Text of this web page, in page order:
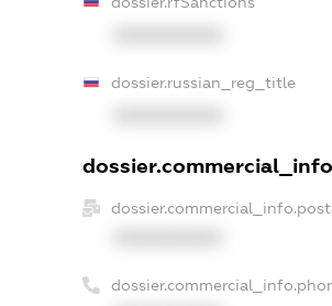
dossier.russian_reg_title